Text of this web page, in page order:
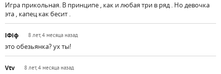
Игра прикольная. В принципе , как и любая три в ряд . Но девочка
эта , капец как бесит .
ІФіф 8 лет, 4 месяца назад
это обезьянка? ух ты!
Vtv 8 лет, 4 месяца назад